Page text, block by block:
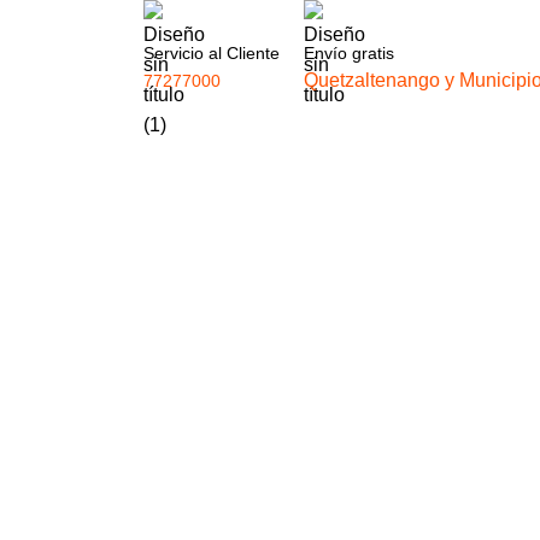
Servicio al Cliente
77277000
Envío gratis
Quetzaltenango y